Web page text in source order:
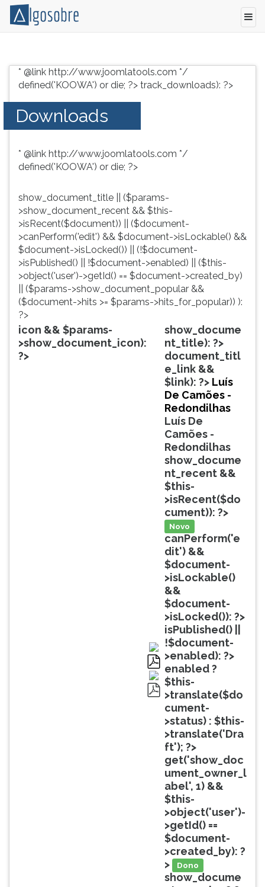
grátis
vestibular,
enem
concursos.
resumos
livros,
biografias,
profissões,
simulados
comentados.
Acessibilidade
leitor
TAB
depois
F
para
ouvir
conteúdo
principal
pular
essa
leitura
pressione
depois
pausar
* @link http://www.joomlatools.com */
defined('KOOWA') or die; ?> track_downloads): ?>
Downloads
* @link http://www.joomlatools.com */
defined('KOOWA') or die; ?>
show_document_title || ($params-
>show_document_recent && $this-
>isRecent($document)) || ($document-
>canPerform('edit') && $document->isLockable() &&
$document->isLocked()) || (!$document-
>isPublished() || !$document->enabled) || ($this-
>object('user')->getId() == $document->created_by)
|| ($params->show_document_popular &&
($document->hits >= $params->hits_for_popular)) ):
?>
icon && $params-
>show_document_icon):
?>
pdf
pdf
show_docume
nt_title): ?>
document_titl
e_link &&
$link): ?> Luís
De Camões -
Redondilhas
Luís De
Camões -
Redondilhas
show_docume
nt_recent &&
$this-
>isRecent($do
cument)): ?>
Novo
canPerform('e
dit') &&
$document-
>isLockable()
&&
$document-
>isLocked()): ?>
isPublished() ||
!$document-
>enabled): ?>
enabled ?
$this-
>translate($do
cument-
>status) : $this-
>translate('Dra
ft'); ?>
get('show_doc
ument_owner_l
abel', 1) &&
$this-
>object('user')-
>getId() ==
$document-
>created_by): ?
>
Dono
show_docume